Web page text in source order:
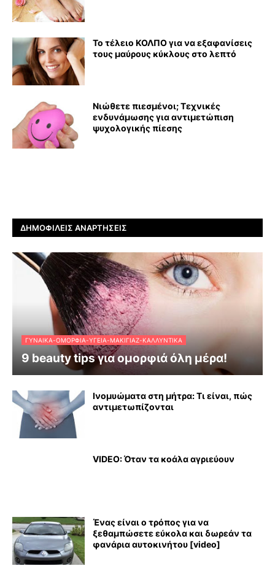
Το τέλειο ΚΟΛΠΟ για να εξαφανίσεις
τους μαύρους κύκλους στο λεπτό
Νιώθετε πιεσμένοι; Τεχνικές
ενδυνάμωσης για αντιμετώπιση
ψυχολογικής πίεσης
ΔΗΜΟΦΙΛΕΊΣ ΑΝΑΡΤΉΣΕΙΣ
ΓΥΝΑΊΚΑ-ΟΜΟΡΦΙΆ-ΥΓΕΊΑ-ΜΑΚΙΓΙΆΖ-ΚΑΛΛΥΝΤΙΚΆ
9 beauty tips για ομορφιά όλη μέρα!
Ινομυώματα στη μήτρα: Τι είναι, πώς
αντιμετωπίζονται
VIDEO: Όταν τα κοάλα αγριεύουν
Ένας είναι ο τρόπος για να
ξεθαμπώσετε εύκολα και δωρεάν τα
φανάρια αυτοκινήτου [video]